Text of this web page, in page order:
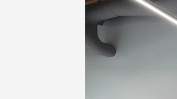
EMPRESAS